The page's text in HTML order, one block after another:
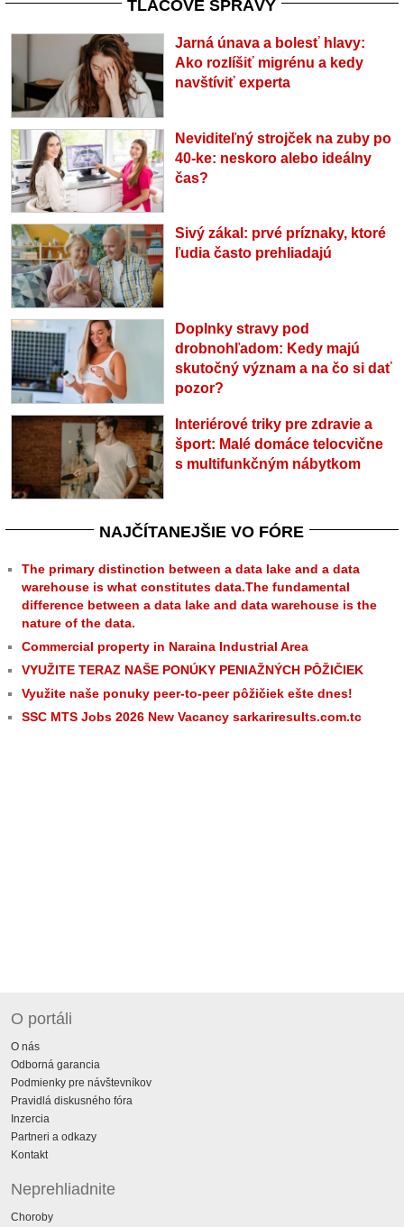
TLAČOVÉ SPRÁVY
Jarná únava a bolesť hlavy:
Ako rozlíšiť migrénu a kedy
navštíviť experta
Neviditeľný strojček na zuby po
40-ke: neskoro alebo ideálny
čas?
Sivý zákal: prvé príznaky, ktoré
ľudia často prehliadajú
Doplnky stravy pod
drobnohľadom: Kedy majú
skutočný význam a na čo si dať
pozor?
Interiérové triky pre zdravie a
šport: Malé domáce telocvične
s multifunkčným nábytkom
NAJČÍTANEJŠIE VO FÓRE
The primary distinction between a data lake and a data
warehouse is what constitutes data.The fundamental
difference between a data lake and data warehouse is the
nature of the data.
Commercial property in Naraina Industrial Area
VYUŽITE TERAZ NAŠE PONÚKY PENIAŽNÝCH PÔŽIČIEK
Využite naše ponuky peer-to-peer pôžičiek ešte dnes!
SSC MTS Jobs 2026 New Vacancy sarkariresults.com.tc
O portáli
O nás
Odborná garancia
Podmienky pre návštevníkov
Pravidlá diskusného fóra
Inzercia
Partneri a odkazy
Kontakt
Neprehliadnite
Choroby